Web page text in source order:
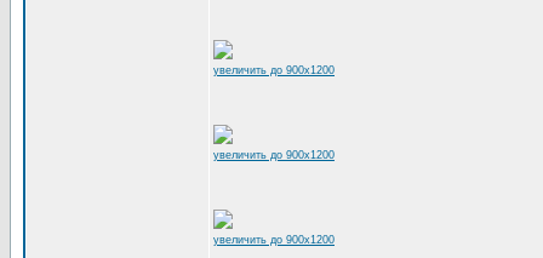
увеличить до 900x1200
увеличить до 900x1200
увеличить до 900x1200